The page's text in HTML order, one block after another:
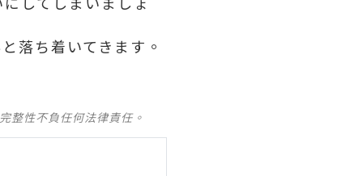
落ち着いてきます。
整性不負任何法律責任。